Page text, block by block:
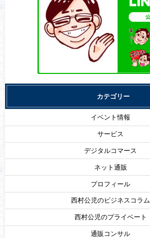
カテゴリー
イベント情報
サービス
デジタルコマース
ネット通販
プロフィール
西村公児のビジネスコラム
西村公児のプライベート
通販コンサル